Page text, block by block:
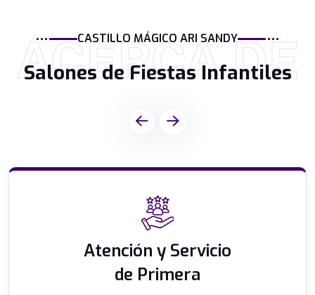
ACERCA DE
CASTILLO MÁGICO ARI SANDY
Salones de Fiestas Infantiles
Atención y Servicio
de Primera